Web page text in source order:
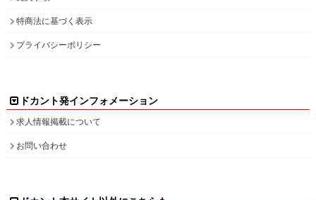
ドカント発インフォメーション
ドカント本サイト以外にこちらも
ドカント公式 Instagram